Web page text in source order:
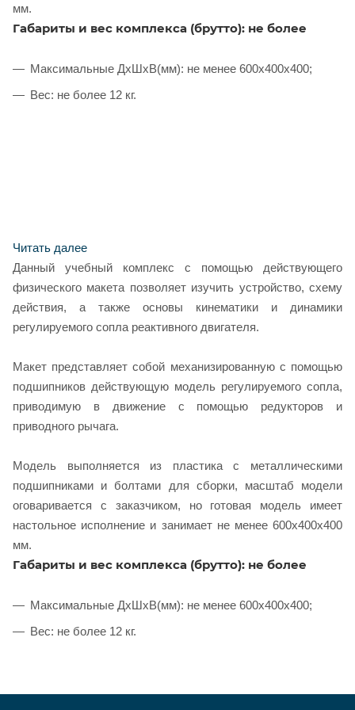
мм.
Габариты и вес комплекса (брутто): не более
Максимальные ДхШхВ(мм): не менее 600х400х400;
Вес: не более 12 кг.
Читать далее
Данный учебный комплекс с помощью действующего
физического макета позволяет изучить устройство, схему
действия, а также основы кинематики и динамики
регулируемого сопла реактивного двигателя.
Макет представляет собой механизированную с помощью
подшипников действующую модель регулируемого сопла,
приводимую в движение с помощью редукторов и
приводного рычага.
Модель выполняется из пластика с металлическими
подшипниками и болтами для сборки, масштаб модели
оговаривается с заказчиком, но готовая модель имеет
настольное исполнение и занимает не менее 600х400х400
мм.
Габариты и вес комплекса (брутто): не более
Максимальные ДхШхВ(мм): не менее 600х400х400;
Вес: не более 12 кг.